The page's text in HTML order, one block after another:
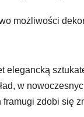
możliwości
elegancką
w
zdobi się